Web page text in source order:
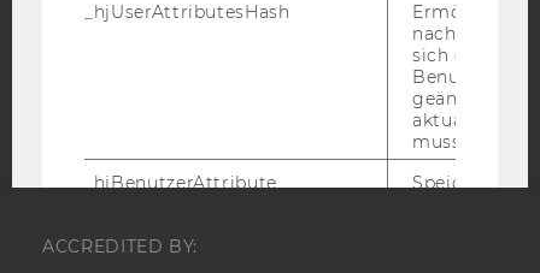
Barrierefreiheitserklärung
ACCREDITED BY:
_hjUserAttributesHash
Ermöglicht
sich ein
geändert hat
aktualisiert
muss.
_hjBenutzerAttribute
Speichert